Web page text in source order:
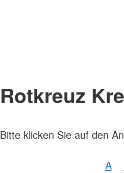
Rotkreuz
Bitte klicken Sie auf den
A